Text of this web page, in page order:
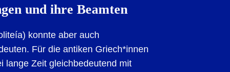
und ihre Beamten
konnte aber auch
Für die antiken Griech*innen
lange Zeit gleichbedeutend mit